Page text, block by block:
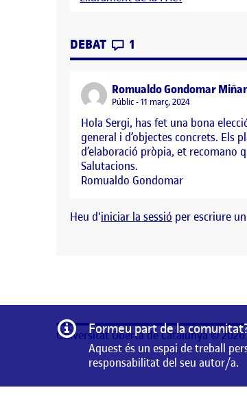
DEBAT CONTRIBUTIONS
1
Romualdo Gondomar
Visibilitat:
Públic 11 març, 2024
Hola Sergi, has fet una bona
general i d’objectes concrets. Els
d’elaboració pròpia, et recomano
Salutacions.
Romualdo Gondomar
Heu d'iniciar la sessió per escriure
Informació
Formeu part de la
Aquest és un espai de treball
responsabilitat del seu autor/a.
Universitat Oberta de Catalunya © 2026